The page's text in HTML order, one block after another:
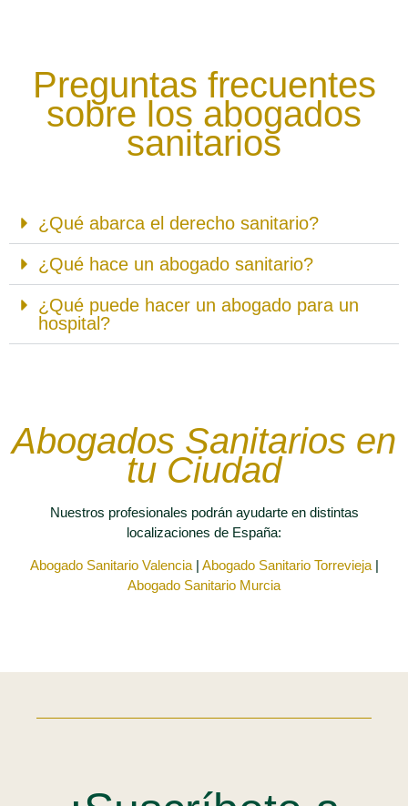
Preguntas frecuentes
sobre los abogados
sanitarios
¿Qué abarca el derecho sanitario?
¿Qué hace un abogado sanitario?
¿Qué puede hacer un abogado para un
hospital?
Abogados Sanitarios en
tu Ciudad
Nuestros profesionales podrán ayudarte en distintas
localizaciones de España:
Abogado Sanitario Valencia| Abogado Sanitario Torrevieja|
Abogado Sanitario Murcia